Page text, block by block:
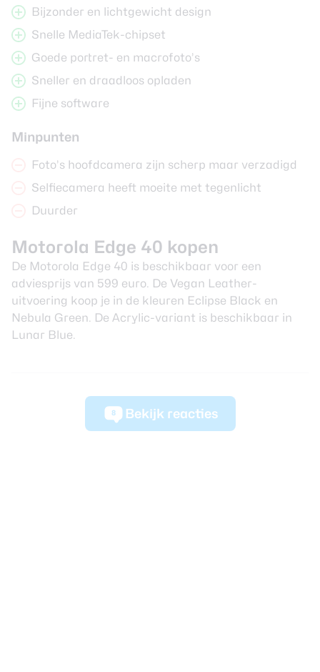
Bijzonder en lichtgewicht design
Snelle MediaTek-chipset
Goede portret- en macrofoto’s
Sneller en draadloos opladen
Fijne software
Minpunten
Foto’s hoofdcamera zijn scherp maar verzadigd
Selfiecamera heeft moeite met tegenlicht
Duurder
Motorola Edge 40 kopen
De Motorola Edge 40 is beschikbaar voor een
adviesprijs van 599 euro. De Vegan Leather-
uitvoering koop je in de kleuren Eclipse Black en
Nebula Green. De Acrylic-variant is beschikbaar in
Lunar Blue.
8 Bekijk reacties